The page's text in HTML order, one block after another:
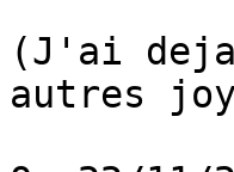
(J'ai deja
autres